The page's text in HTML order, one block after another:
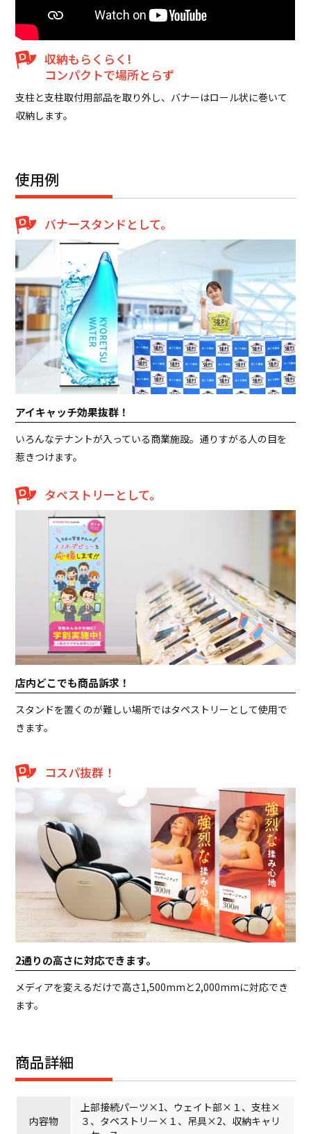
収納もらくらく!
コンパクトで場所とらず
支柱と支柱取付用部品を取り外し、バナーはロール状に巻いて
収納します。
使用例
バナースタンドとして。
アイキャッチ効果抜群！
いろんなテナントが入っている商業施設。通りすがる人の目を
惹きつけます。
タペストリーとして。
店内どこでも商品訴求！
スタンドを置くのが難しい場所ではタペストリーとして使用で
きます。
コスパ抜群！
2通りの高さに対応できます。
メディアを変えるだけで高さ1,500mmと2,000mmに対応でき
ます。
商品詳細
内容物
上部接続パーツ×1、ウェイト部×１、支柱×
３、タペストリー×１、吊具×2、収納キャリ